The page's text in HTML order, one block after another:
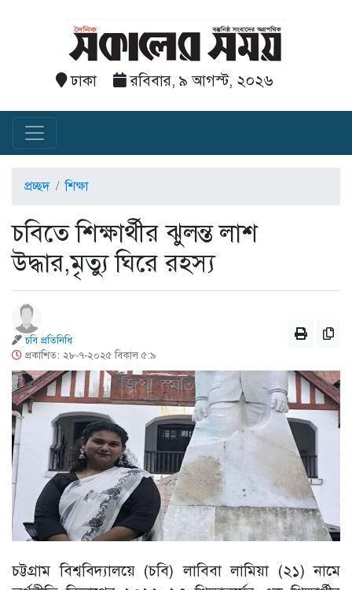
ঢাকা রবিবার, ৯ আগস্ট, ২০২৬
প্রচ্ছদ শিক্ষা
চবিতে শিক্ষার্থীর ঝুলন্ত লাশ
উদ্ধার,মৃত্যু ঘিরে রহস্য
চবি প্রতিনিধি
প্রকাশিত: ২৮-৭-২০২৫ বিকাল ৫:৯
চট্টগ্রাম বিশ্ববিদ্যালয়ে (চবি) লাবিবা লামিয়া (২১) নামে